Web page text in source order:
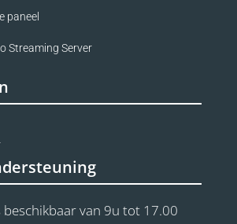
paneel
Streaming Server
beschikbaar van 9u tot 17.00